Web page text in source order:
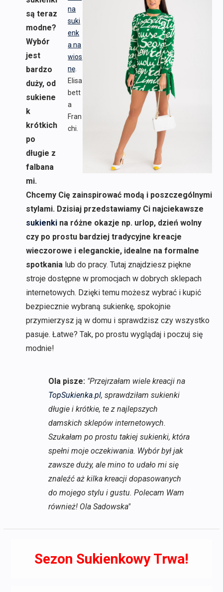
na
suki
enk
a na
wios
nę
Elisa
bett
a
Fran
chi.
są teraz
modne?
Wybór
jest
bardzo
duży, od
sukiene
k
krótkich
po
długie z
falbana
mi.
Chcemy Cię zainspirować modą i poszczególnymi
stylami. Dzisiaj przedstawiamy Ci najciekawsze
sukienkina różne okazje np. urlop, dzień wolny
czy po prostu bardziej tradycyjne kreacje
wieczorowe i eleganckie, idealne na formalne
spotkania lub do pracy. Tutaj znajdziesz piękne
stroje dostępne w promocjach w dobrych sklepach
internetowych. Dzięki temu możesz wybrać i kupić
bezpiecznie wybraną sukienkę, spokojnie
przymierzysz ją w domu i sprawdzisz czy wszystko
pasuje. Łatwe? Tak, po prostu wyglądaj i poczuj się
modnie!
Ola pisze: "Przejrzałam wiele kreacji na
TopSukienka.pl, sprawdziłam sukienki
długie i krótkie, te z najlepszych
damskich sklepów internetowych.
Szukałam po prostu takiej sukienki, która
spełni moje oczekiwania. Wybór był jak
zawsze duży, ale mino to udało mi się
znaleźć aż kilka kreacji dopasowanych
do mojego stylu i gustu. Polecam Wam
również! Ola Sadowska"
Sezon Sukienkowy Trwa!